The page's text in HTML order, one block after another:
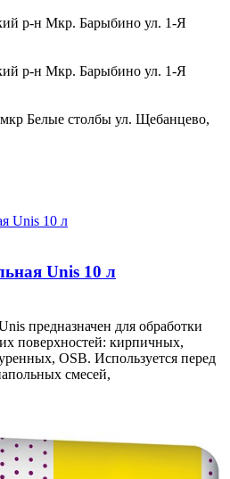
р-н Мкр. Барыбино ул. 1-Я
р-н Мкр. Барыбино ул. 1-Я
Белые столбы ул. Щебанцево,
Unis 10 л
предназначен для обработки
поверхностей: кирпичных,
OSB. Используется перед
смесей,